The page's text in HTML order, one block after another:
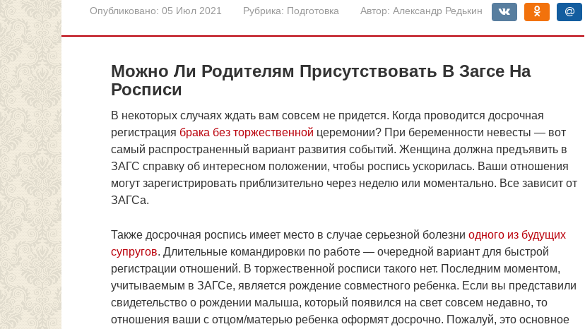
Опубликовано: 05 Июл 2021 Рубрика: Подготовка Автор: Александр Редькин
Можно Ли Родителям Присутствовать В Загсе На
Росписи
В некоторых случаях ждать вам совсем не придется. Когда проводится досрочная
регистрация брака без торжественной церемонии? При беременности невесты — вот
самый распространенный вариант развития событий. Женщина должна предъявить в
ЗАГС справку об интересном положении, чтобы роспись ускорилась. Ваши отношения
могут зарегистрировать приблизительно через неделю или моментально. Все зависит от
ЗАГСа.
Также досрочная роспись имеет место в случае серьезной болезни одного из будущих
супругов. Длительные командировки по работе — очередной вариант для быстрой
регистрации отношений. В торжественной росписи такого нет. Последним моментом,
учитываемым в ЗАГСе, является рождение совместного ребенка. Если вы представили
свидетельство о рождении малыша, который появился на свет совсем недавно, то
отношения ваши с отцом/матерью ребенка оформят досрочно. Пожалуй, это основное